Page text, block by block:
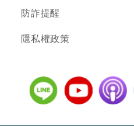
防詐提醒
隱私權政策